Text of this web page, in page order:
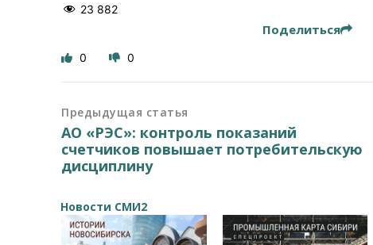
23 882
Поделиться
0 0
Предыдущая статья
АО «РЭС»: контроль показаний
счетчиков повышает потребительскую
дисциплину
Новости СМИ2